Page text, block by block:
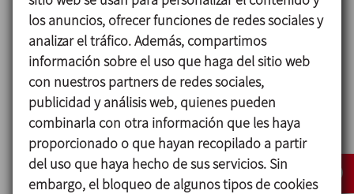
Materiales
Piezas en contacto con el producto: AISI 316
V-ring: NBR
Linterna: Aluminio
Soporte de rodamientos: GG-15
Acabado superficial: Ra ≤ 1,6 µm
los anuncios, ofrecer funciones de redes sociales y
analizar el tráfico. Además, compartimos
información sobre el uso que haga del sitio web
con nuestros partners de redes sociales,
publicidad y análisis web, quienes pueden
combinarla con otra información que les haya
proporcionado o que hayan recopilado a partir
del uso que haya hecho de sus servicios. Sin
embargo, el bloqueo de algunos tipos de cookies